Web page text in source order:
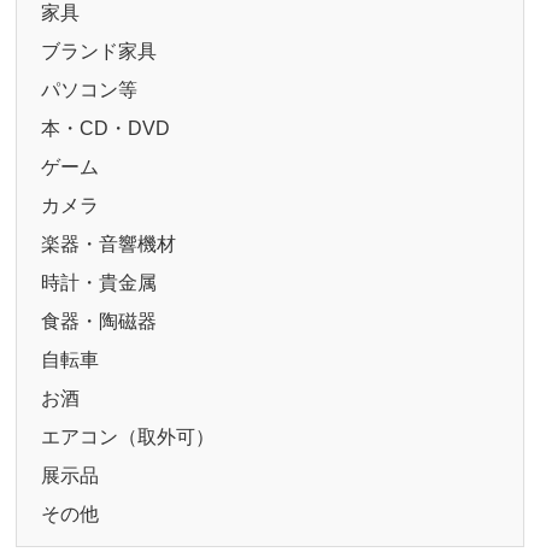
家具
ブランド家具
パソコン等
本・CD・DVD
ゲーム
カメラ
楽器・音響機材
時計・貴金属
食器・陶磁器
自転車
お酒
エアコン（取外可）
展示品
その他